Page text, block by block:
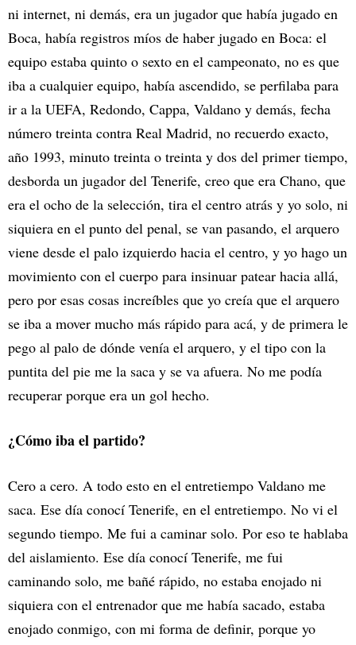
ni internet, ni demás, era un jugador que había jugado en
Boca, había registros míos de haber jugado en Boca: el
equipo estaba quinto o sexto en el campeonato, no es que
iba a cualquier equipo, había ascendido, se perfilaba para
ir a la UEFA, Redondo, Cappa, Valdano y demás, fecha
número treinta contra Real Madrid, no recuerdo exacto,
año 1993, minuto treinta o treinta y dos del primer tiempo,
desborda un jugador del Tenerife, creo que era Chano, que
era el ocho de la selección, tira el centro atrás y yo solo, ni
siquiera en el punto del penal, se van pasando, el arquero
viene desde el palo izquierdo hacia el centro, y yo hago un
movimiento con el cuerpo para insinuar patear hacia allá,
pero por esas cosas increíbles que yo creía que el arquero
se iba a mover mucho más rápido para acá, y de primera le
pego al palo de dónde venía el arquero, y el tipo con la
puntita del pie me la saca y se va afuera. No me podía
recuperar porque era un gol hecho.
¿Cómo iba el partido?
Cero a cero. A todo esto en el entretiempo Valdano me
saca. Ese día conocí Tenerife, en el entretiempo. No vi el
segundo tiempo. Me fui a caminar solo. Por eso te hablaba
del aislamiento. Ese día conocí Tenerife, me fui
caminando solo, me bañé rápido, no estaba enojado ni
siquiera con el entrenador que me había sacado, estaba
enojado conmigo, con mi forma de definir, porque yo